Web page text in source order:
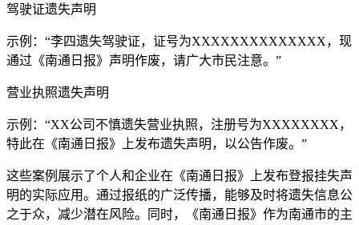
驾驶证遗失声明
示例：“李四遗失驾驶证，证号为XXXXXXXXXXXXXX，现
通过《南通日报》声明作废，请广大市民注意。”
营业执照遗失声明
示例：“XX公司不慎遗失营业执照，注册号为XXXXXXXX，
特此在《南通日报》上发布遗失声明，以公告作废。”
这些案例展示了个人和企业在《南通日报》上发布登报挂失声
明的实际应用。通过报纸的广泛传播，能够及时将遗失信息公
之于众，减少潜在风险。同时，《南通日报》作为南通市的主